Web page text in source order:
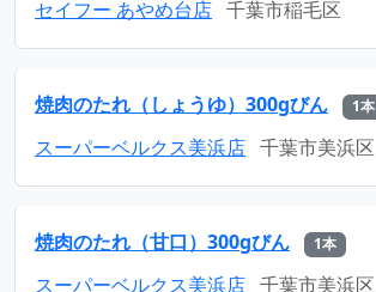
セイフー あやめ台店 千葉市稲毛区
焼肉のたれ（しょうゆ）300gびん 1本
スーパーベルクス美浜店 千葉市美浜区
焼肉のたれ（甘口）300gびん 1本
スーパーベルクス美浜店 千葉市美浜区